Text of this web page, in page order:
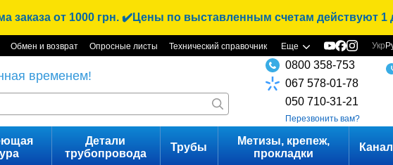
заказа от 1000 грн. ✔️Цены по выставленным счетам действуют 1
Обмен и возврат Опросные листы Технический справочник Еще Укр
временем!
0800 358-753
067 578-01-78
050 710-31-21
Перезвонить вам?
Детали
трубопровода
Трубы
Метизы, крепеж,
прокладки